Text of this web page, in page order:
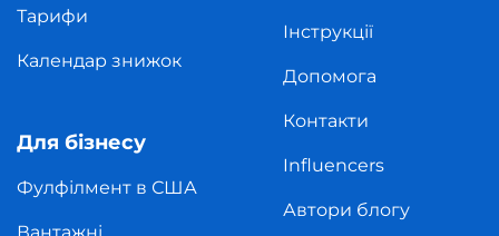
Тарифи
Календар знижок
Для бізнесу
Фулфілмент в США
Інструкції
Допомога
Контакти
Influencers
Автори блогу